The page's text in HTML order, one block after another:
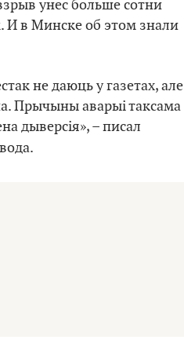
унес больше сотни
И в Минске об этом знали
не даюць у газетах, але
Прычыны аварыі таксама
дыверсія», – писал